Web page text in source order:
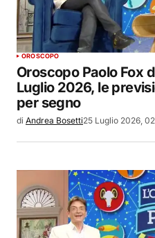
OROSCOPO
Oroscopo Paolo Fox
Luglio 2026, le
per segno
di Andrea Bosetti25 Luglio 2026,